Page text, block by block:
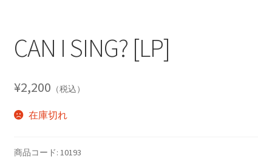
CAN I SING? [LP]
¥2,200 （税込）
在庫切れ
商品コード: 10193